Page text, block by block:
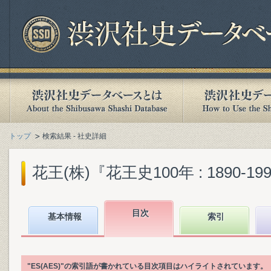
トップ 検索結果 - 社史詳細
花王(株)『花王史100年 : 1890-
基本情報 目次 索引
"ES(AES)"の索引語が書かれている目次項目はハイライトされています。